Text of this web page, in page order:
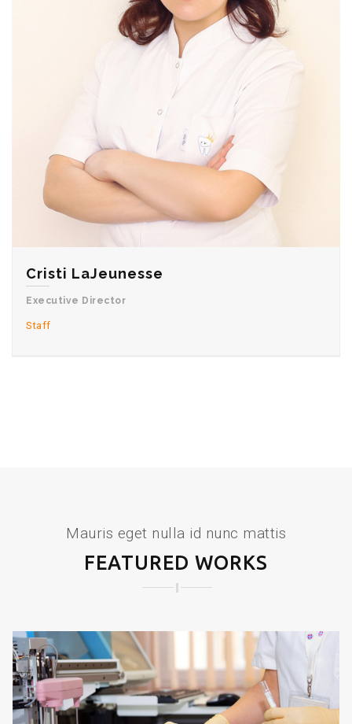
Deborah Villarreal
Deputy Director
Staff
Mauris eget nulla id nunc mattis
FEATURED WORKS